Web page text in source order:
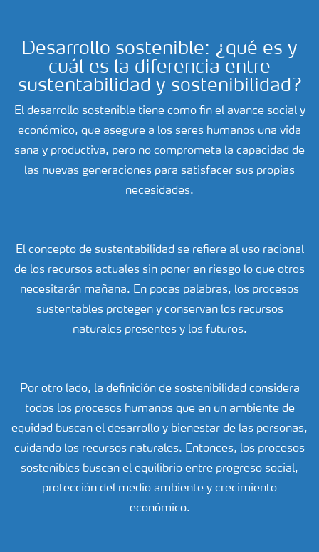
Desarrollo sostenible: ¿qué es y
cuál es la diferencia entre
sustentabilidad y sostenibilidad?
El desarrollo sostenible tiene como fin el avance social y
económico, que asegure a los seres humanos una vida
sana y productiva, pero no comprometa la capacidad de
las nuevas generaciones para satisfacer sus propias
necesidades.
El concepto de sustentabilidad se refiere al uso racional
de los recursos actuales sin poner en riesgo lo que otros
necesitarán mañana. En pocas palabras, los procesos
sustentables protegen y conservan los recursos
naturales presentes y los futuros.
Por otro lado, la definición de sostenibilidad considera
todos los procesos humanos que en un ambiente de
equidad buscan el desarrollo y bienestar de las personas,
cuidando los recursos naturales. Entonces, los procesos
sostenibles buscan el equilibrio entre progreso social,
protección del medio ambiente y crecimiento
económico.